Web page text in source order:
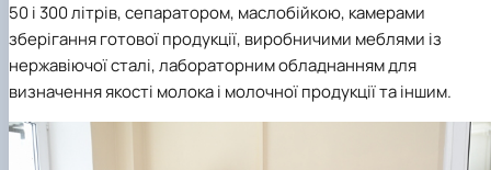
50 і 300 літрів, сепаратором, маслобійкою, камерами
зберігання готової продукції, виробничими меблями із
нержавіючої сталі, лабораторним обладнанням для
визначення якості молока і молочної продукції та іншим.